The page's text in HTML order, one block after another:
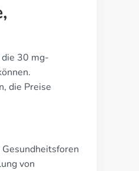
die 30 mg-
die Preise
von